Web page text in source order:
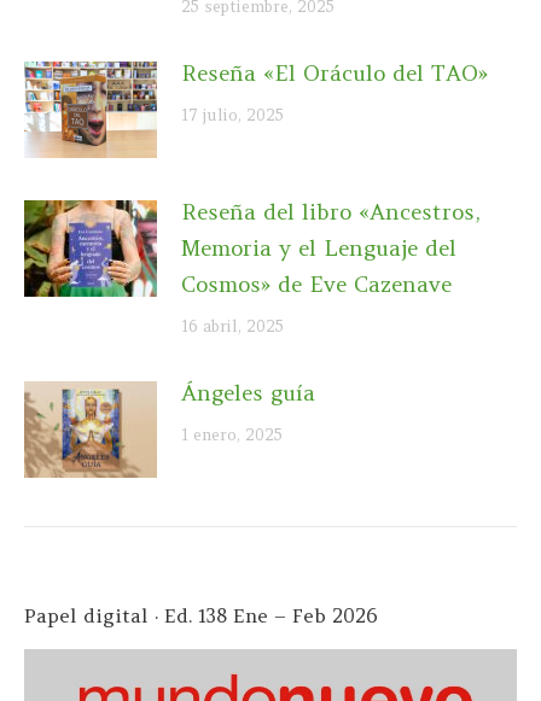
25 septiembre, 2025
Reseña «El Oráculo del TAO»
17 julio, 2025
Reseña del libro «Ancestros,
Memoria y el Lenguaje del
Cosmos» de Eve Cazenave
16 abril, 2025
Ángeles guía
1 enero, 2025
Papel digital · Ed. 138 Ene – Feb 2026